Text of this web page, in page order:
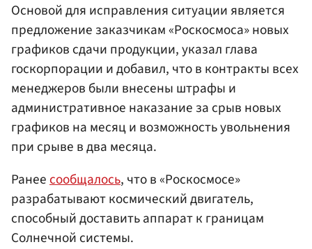
Основой для исправления ситуации является
предложение заказчикам «Роскосмоса» новых
графиков сдачи продукции, указал глава
госкорпорации и добавил, что в контракты всех
менеджеров были внесены штрафы и
административное наказание за срыв новых
графиков на месяц и возможность увольнения
при срыве в два месяца.
Ранеесообщалось, что в «Роскосмосе»
разрабатывают космический двигатель,
способный доставить аппарат к границам
Солнечной системы.